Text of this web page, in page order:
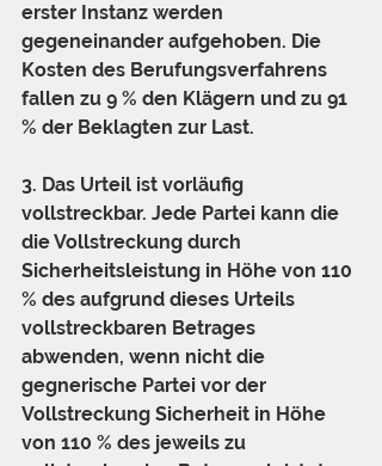
erster Instanz werden
gegeneinander aufgehoben. Die
Kosten des Berufungsverfahrens
fallen zu 9 % den Klägern und zu 91
% der Beklagten zur Last.
3. Das Urteil ist vorläufig
vollstreckbar. Jede Partei kann die
die Vollstreckung durch
Sicherheitsleistung in Höhe von 110
% des aufgrund dieses Urteils
vollstreckbaren Betrages
abwenden, wenn nicht die
gegnerische Partei vor der
Vollstreckung Sicherheit in Höhe
von 110 % des jeweils zu